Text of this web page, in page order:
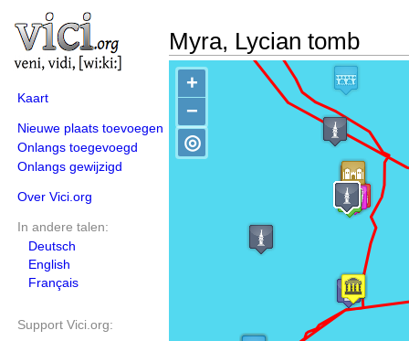
Kaart
Nieuwe plaats toevoegen
Onlangs toegevoegd
Onlangs gewijzigd
Over Vici.org
In andere talen:
Deutsch
English
Français
Support Vici.org:
Myra, Lycian tomb
+
−
◎